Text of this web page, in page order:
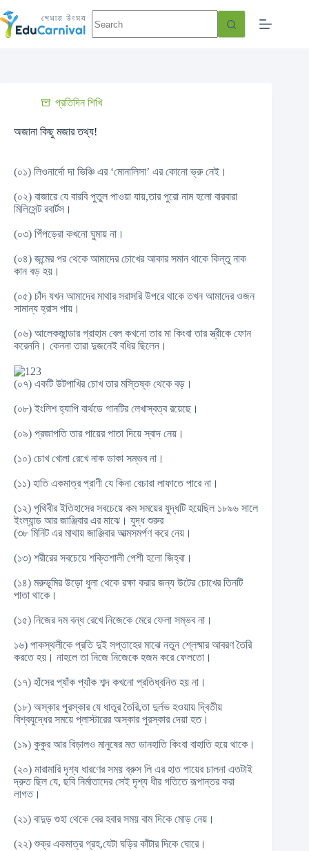
প্রতিদিন শিখি
অজানা কিছু মজার তথ্য!
(০১) লিওনার্দো দা ভিঞ্চি এর ‘মোনালিসা’ এর কোনো ভ্রু নেই।
(০২) বাজারে যে বারবি পুতুল পাওয়া যায়,তার পুরো নাম হলো বারবারা
মিলিসেন্ট রবার্টস।
(০৩) পিঁপড়েরা কখনো ঘুমায় না।
(০৪) জন্মের পর থেকে আমাদের চোখের আকার সমান থাকে কিন্তু নাক
কান বড় হয়।
(০৫) চাঁদ যখন আমাদের মাথার সরাসরি উপরে থাকে তখন আমাদের ওজন
সামান্য হ্রাস পায়।
(০৬) আলেকজান্ডার গ্রাহাম বেল কখনো তার মা কিংবা তার স্ত্রীকে ফোন
করেননি। কেননা তারা দুজনেই বধির ছিলেন।
(০৭) একটি উটপাখির চোখ তার মস্তিষ্ক থেকে বড়।
(০৮) ইংলিশ হ্যাপি বার্থডে গানটির লেখাস্বত্ব রয়েছে।
(০৯) প্রজাপতি তার পায়ের পাতা দিয়ে স্বাদ নেয়।
(১০) চোখ খোলা রেখে নাক ডাকা সম্ভব না।
(১১) হাতি একমাত্র প্রাণী যে কিনা বেচারা লাফাতে পারে না।
(১২) পৃথিবীর ইতিহাসের সবচেয়ে কম সময়ের যুদ্ধটি হয়েছিল ১৮৯৬ সালে
ইংল্যান্ড আর জাঞ্জিবার এর মাঝে। যুদ্ধ শুরুর
(৩৮ মিনিট এর মাথায় জাঞ্জিবার আত্মসমর্পণ করে নেয়।
(১৩) শরীরের সবচেয়ে শক্তিশালী পেশী হলো জিহ্বা।
(১৪) মরুভূমির উড়ো ধুলা থেকে রক্ষা করার জন্য উটের চোখের তিনটি
পাতা থাকে।
(১৫) নিজের দম বন্ধ রেখে নিজেকে মেরে ফেলা সম্ভব না।
১৬) পাকস্থলীকে প্রতি দুই সপ্তাহের মাঝে নতুন শ্লেষ্মার আবরণ তৈরি
করতে হয়। নাহলে তা নিজে নিজেকে হজম করে ফেলতো।
(১৭) হাঁসের প্যাঁক প্যাঁক শব্দ কখনো প্রতিধ্বনিত হয় না।
(১৮) অস্কার পুরস্কার যে ধাতুর তৈরি,তা দুর্লভ হওয়ায় দ্বিতীয়
বিশ্বযুদ্ধের সময়ে প্লাস্টারের অস্কার পুরস্কার দেয়া হত।
(১৯) কুকুর আর বিড়ালও মানুষের মত ডানহাতি কিংবা বাহাতি হয়ে থাকে।
(২০) মারামারি দৃশ্য ধারণের সময় ব্রুস লি এর হাত পায়ের চালনা এতটাই
দ্রুত ছিল যে, ছবি নির্মাতাদের সেই দৃশ্য ধীর গতিতে রূপান্তর করা
লাগত।
(২১) বাদুড় গুহা থেকে বের হবার সময় বাম দিকে মোড় নেয়।
(২২) শুক্র একমাত্র গ্রহ,যেটা ঘড়ির কাঁটার দিকে ঘোরে।